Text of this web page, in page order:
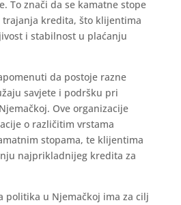
To znači da se kamatne stope
kredita, što klijentima
i stabilnost u plaćanju
da postoje razne
savjete i podršku pri
Ove organizacije
o različitim vrstama
stopama, te klijentima
najprikladnijeg kredita za
politika u Njemačkoj ima za cilj